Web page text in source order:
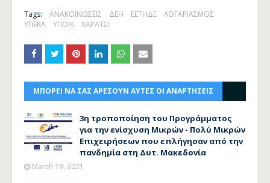
Tags: ΑΝΑΚΟΙΝΩΣΕΙΣ ΔΕΗ ΕΕΤΗΔΕ
ΛΟΓΑΡΙΑΣΜΟΣ
ΥΠΕΚΑ
ΥΠΟΙΚ ΧΑΡΑΤΣΙ
ΜΠΟΡΕΙ ΝΑ ΣΑΣ ΑΡΕΣΟΥΝ ΑΥΤΕΣ ΟΙ ΑΝΑΡΤΗΣΕΙΣ
3η τροποποίηση του Προγράμματος
για την ενίσχυση Μικρών - Πολύ Μικρών
Επιχειρήσεων που επλήγησαν από την
πανδημία στη Δυτ. Μακεδονία
March 19, 2021